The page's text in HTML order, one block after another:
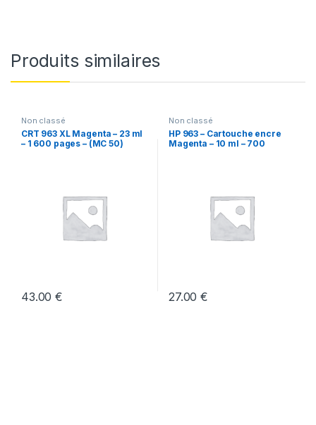
Produits similaires
Non classé
CRT 963 XL Magenta – 23 ml
– 1 600 pages – (MC 50)
43.00€
Non classé
HP 963 – Cartouche encre
Magenta – 10 ml – 700
27.00€